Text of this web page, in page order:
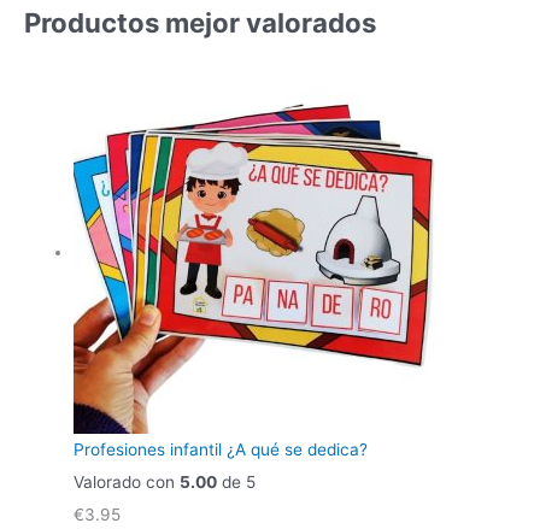
Productos mejor valorados
Profesiones infantil ¿A qué se dedica?
Valorado con 5.00 de 5
€3.95